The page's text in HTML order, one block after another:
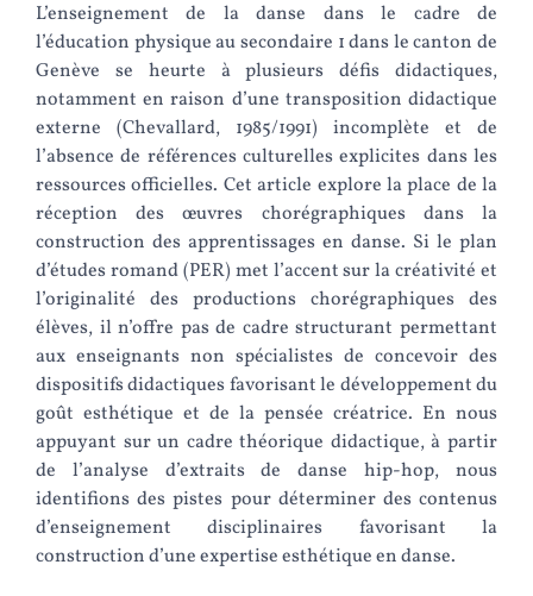
L’enseignement de la danse dans le cadre de
l’éducation physique au secondaire 1 dans le canton de
Genève se heurte à plusieurs défis didactiques,
notamment en raison d’une transposition didactique
externe (Chevallard, 1985/1991) incomplète et de
l’absence de références culturelles explicites dans les
ressources officielles. Cet article explore la place de la
réception des œuvres chorégraphiques dans la
construction des apprentissages en danse. Si le plan
d’études romand (PER) met l’accent sur la créativité et
l’originalité des productions chorégraphiques des
élèves, il n’offre pas de cadre structurant permettant
aux enseignants non spécialistes de concevoir des
dispositifs didactiques favorisant le développement du
goût esthétique et de la pensée créatrice. En nous
appuyant sur un cadre théorique didactique, à partir
de l’analyse d’extraits de danse hip-hop, nous
identifions des pistes pour déterminer des contenus
d’enseignement disciplinaires favorisant la
construction d’une expertise esthétique en danse.